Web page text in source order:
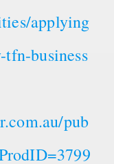
applying
business
pub